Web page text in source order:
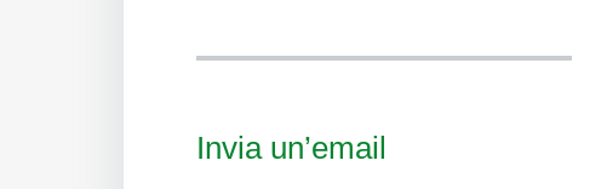
Invia un’email